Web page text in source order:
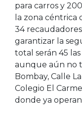
para carros y
la zona céntrica
34
garantizar la
total serán 45
aunque aún no
Bombay, Calle
Colegio El
donde ya operan